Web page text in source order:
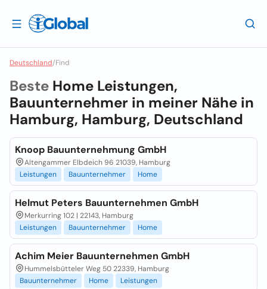
Deutschland/Find
Beste Home Leistungen,
Bauunternehmer in meiner Nähe in
Hamburg, Hamburg, Deutschland
Knoop Bauunternehmung GmbH
Altengammer Elbdeich 96 21039, Hamburg
Leistungen
Bauunternehmer Home
Helmut Peters Bauunternehmen GmbH
Merkurring 102 | 22143, Hamburg
Leistungen
Bauunternehmer Home
Achim Meier Bauunternehmen GmbH
Hummelsbütteler Weg 50 22339, Hamburg
Bauunternehmer
Home Leistungen